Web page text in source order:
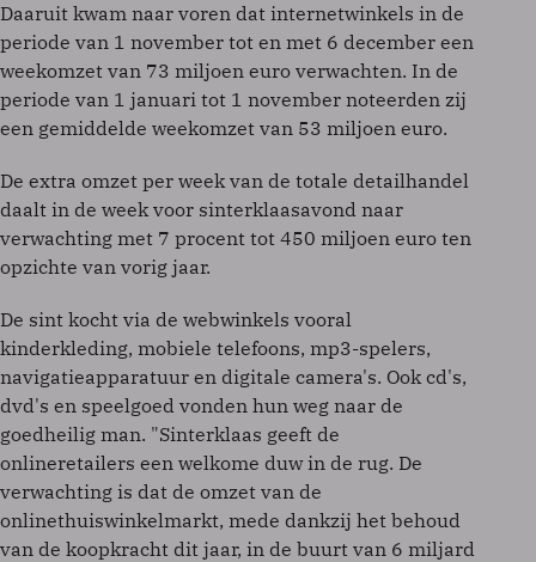
Daaruit kwam naar voren dat internetwinkels in de
periode van 1 november tot en met 6 december een
weekomzet van 73 miljoen euro verwachten. In de
periode van 1 januari tot 1 november noteerden zij
een gemiddelde weekomzet van 53 miljoen euro.
De extra omzet per week van de totale detailhandel
daalt in de week voor sinterklaasavond naar
verwachting met 7 procent tot 450 miljoen euro ten
opzichte van vorig jaar.
De sint kocht via de webwinkels vooral
kinderkleding, mobiele telefoons, mp3-spelers,
navigatieapparatuur en digitale camera's. Ook cd's,
dvd's en speelgoed vonden hun weg naar de
goedheilig man. "Sinterklaas geeft de
onlineretailers een welkome duw in de rug. De
verwachting is dat de omzet van de
onlinethuiswinkelmarkt, mede dankzij het behoud
van de koopkracht dit jaar, in de buurt van 6 miljard